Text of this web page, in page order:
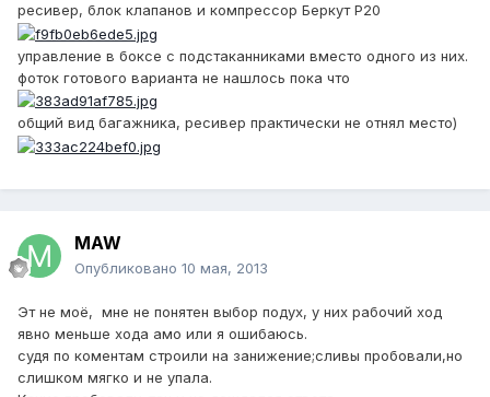
ресивер, блок клапанов и компрессор Беркут Р20
управление в боксе с подстаканниками вместо одного из них.
фоток готового варианта не нашлось пока что
общий вид багажника, ресивер практически не отнял место)
MAW
Опубликовано 10 мая, 2013
Эт не моё, мне не понятен выбор подух, у них рабочий ход
явно меньше хода амо или я ошибаюсь.
судя по коментам строили на занижение;сливы пробовали,но
слишком мягко и не упала.